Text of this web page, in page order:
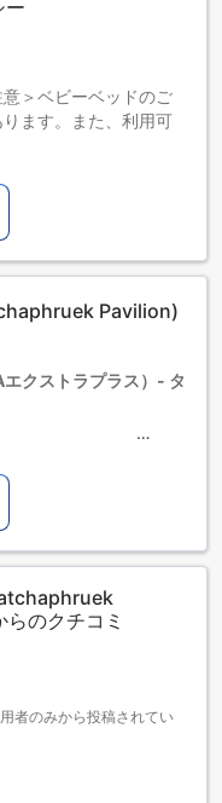
ー
＞ベビーベッドのご
ます。また、利用可
。
タイプにより異なり
めください。ルーム
加はできません。
、異なるご予約条件や
Pavilion)
クストラプラス）- タ
クストラプラス）
ルです。ホテルのチ
ェックインは午後2時
に最後のリノベーショ
ます。また、このホテ
泊することができま
快適な滞在をお求め
ク・パビリオン
エクストラプラス）
は、快適な滞在をお
のクチコミ
者のみから投稿されてい